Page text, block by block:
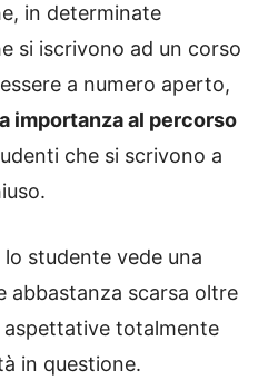
in determinate
si iscrivono ad un corso
a numero aperto,
importanza al percorso
che si scrivono a
studente vede una
abbastanza scarsa oltre
aspettative totalmente
in questione.